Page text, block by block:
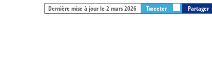
Dernière mise à jour le 2 mars 2026 Tweeter Partager